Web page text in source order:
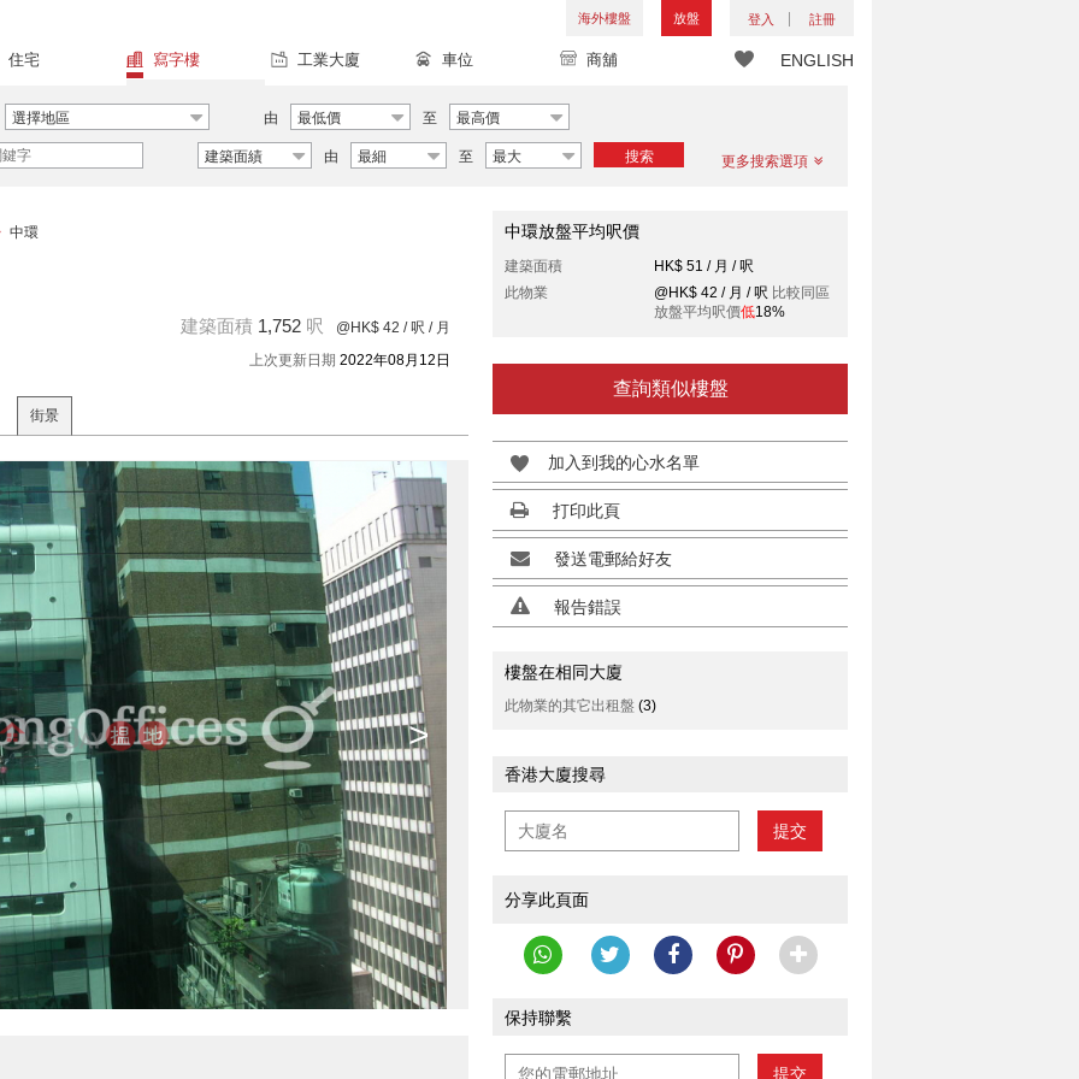
海外樓盤 放盤 登入 註冊
ENGLISH
住宅 寫字樓 工業大廈 車位 商舖
選擇地區 由 最低價 至 最高價
建築面績 由 最細 至 最大 搜索 更多搜索選項
中環
建築面積 1,752 呎 @HK$ 42 / 呎 / 月
上次更新日期 2022年08月12日
街景
>
中環放盤平均呎價
建築面積
HK$ 51 / 月 / 呎
此物業
@HK$ 42 / 月 / 呎 比較同區
放盤平均呎價低18%
查詢類似樓盤
加入到我的心水名單
打印此頁
發送電郵給好友
報告錯誤
樓盤在相同大廈
此物業的其它出租盤 (3)
香港大廈搜尋
提交
分享此頁面
保持聯繫
提交